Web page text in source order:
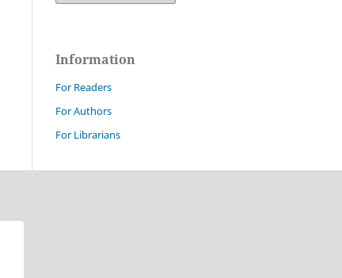
Information
For Readers
For Authors
For Librarians